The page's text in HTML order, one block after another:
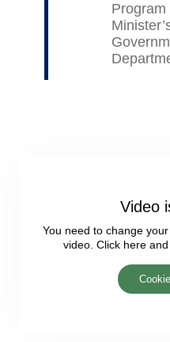
Video
You need to change
video. Click here